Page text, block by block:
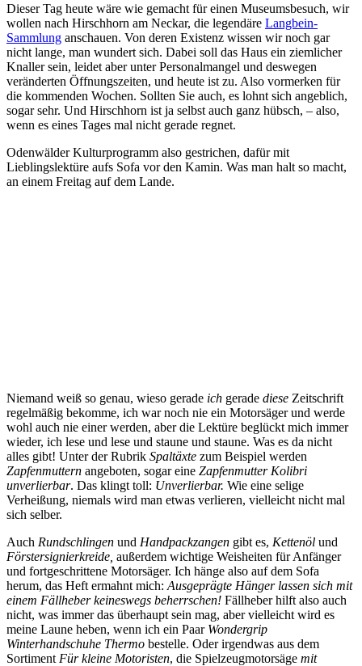
Dieser Tag heute wäre wie gemacht für einen Museumsbesuch, wir
wollen nach Hirschhorn am Neckar, die legendäre Langbein-
Sammlung anschauen. Von deren Existenz wissen wir noch gar
nicht lange, man wundert sich. Dabei soll das Haus ein ziemlicher
Knaller sein, leidet aber unter Personalmangel und deswegen
veränderten Öffnungszeiten, und heute ist zu. Also vormerken für
die kommenden Wochen. Sollten Sie auch, es lohnt sich angeblich,
sogar sehr. Und Hirschhorn ist ja selbst auch ganz hübsch, – also,
wenn es eines Tages mal nicht gerade regnet.
Odenwälder Kulturprogramm also gestrichen, dafür mit
Lieblingslektüre aufs Sofa vor den Kamin. Was man halt so macht,
an einem Freitag auf dem Lande.
Niemand weiß so genau, wieso gerade ich gerade diese Zeitschrift
regelmäßig bekomme, ich war noch nie ein Motorsäger und werde
wohl auch nie einer werden, aber die Lektüre beglückt mich immer
wieder, ich lese und lese und staune und staune. Was es da nicht
alles gibt! Unter der Rubrik Spaltäxte zum Beispiel werden
Zapfenmuttern angeboten, sogar eine Zapfenmutter Kolibri
unverlierbar. Das klingt toll: Unverlierbar. Wie eine selige
Verheißung, niemals wird man etwas verlieren, vielleicht nicht mal
sich selber.
Auch Rundschlingen und Handpackzangen gibt es, Kettenöl und
Förstersignierkreide, außerdem wichtige Weisheiten für Anfänger
und fortgeschrittene Motorsäger. Ich hänge also auf dem Sofa
herum, das Heft ermahnt mich: Ausgeprägte Hänger lassen sich mit
einem Fällheber keineswegs beherrschen! Fällheber hilft also auch
nicht, was immer das überhaupt sein mag, aber vielleicht wird es
meine Laune heben, wenn ich ein Paar Wondergrip
Winterhandschuhe Thermo bestelle. Oder irgendwas aus dem
Sortiment Für kleine Motoristen, die Spielzeugmotorsäge mit